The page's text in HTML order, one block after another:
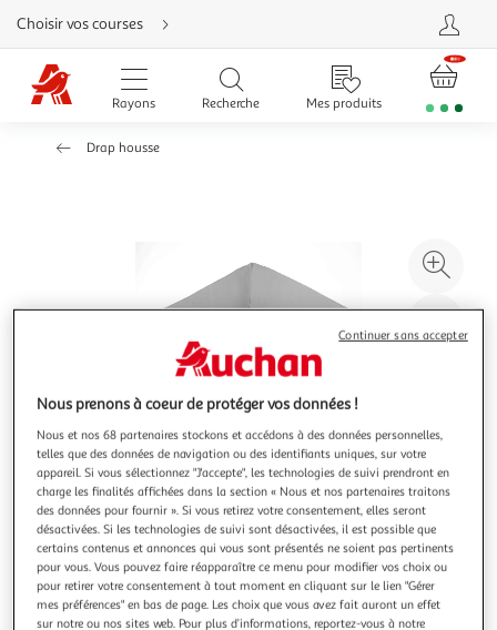
Aller
directement
au
contenu
Aller
directement
Aller
d'aide
Choisir vos courses
Rayons Recherche Mes produits
Drap housse
à
Illustration
précédente
Illustration
suivante
DOUCEUR D'INTÉRIEUR
Nous prenons à coeur de protéger vos données !
Nous et nos 68 partenaires stockons et accédons à des données personnelles,
telles que des données de navigation ou des identifiants uniques, sur votre
appareil. Si vous sélectionnez "J'accepte", les technologies de suivi prendront en
charge les finalités affichées dans la section « Nous et nos partenaires traitons
des données pour fournir ». Si vous retirez votre consentement, elles seront
désactivées. Si les technologies de suivi sont désactivées, il est possible que
certains contenus et annonces qui vous sont présentés ne soient pas pertinents
pour vous. Vous pouvez faire réapparaître ce menu pour modifier vos choix ou
pour retirer votre consentement à tout moment en cliquant sur le lien "Gérer
mes préférences" en bas de page. Les choix que vous avez fait auront un effet
sur notre ou nos sites web. Pour plus d’informations, reportez-vous à notre
Continuer sans accepter